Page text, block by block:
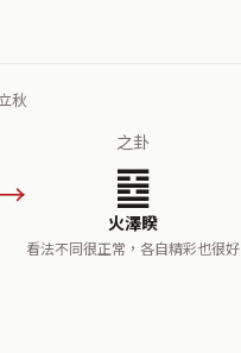
秋
→
之卦
䷥
火澤睽
看法不同很正常，各自精彩也很好